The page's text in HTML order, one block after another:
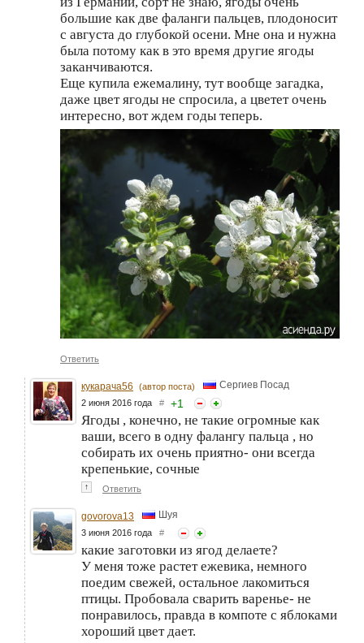
большие как две фаланги пальцев, плодоносит
с августа до глубокой осени. Мне она и нужна
была потому как в это время другие ягоды
заканчиваются.
Еще купила ежемалину, тут вообще загадка,
даже цвет ягоды не спросила, а цветет очень
интересно, вот ждем годы теперь.
Ответить
кукарача56 (автор поста) Сергиев Посад
2 июня 2016 года # +1
Ягоды , конечно, не такие огромные как
ваши, всего в одну фалангу пальца , но
собирать их очень приятно- они всегда
крепенькие, сочные
↑ Ответить
govorova13 Шуя
3 июня 2016 года #
какие заготовки из ягод делаете?
У меня тоже растет ежевика, немного
поедим свежей, остальное лакомиться
птицы. Пробовала сварить варенье- не
понравилось, правда в компоте с яблоками
хороший цвет дает.